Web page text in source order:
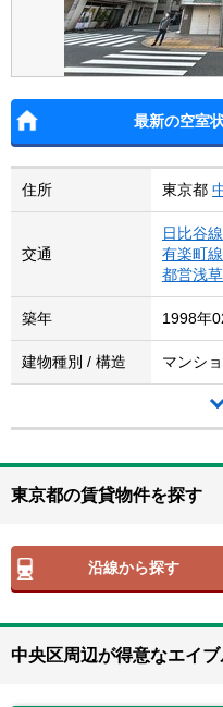
最新の空室
住所 東京都
交通
日比谷線
有楽町線
都営浅
築年 1998年
建物種別 / 構造 マンシ
東京都の賃貸物件を探す
沿線から探す
中央区周辺が得意なエイ